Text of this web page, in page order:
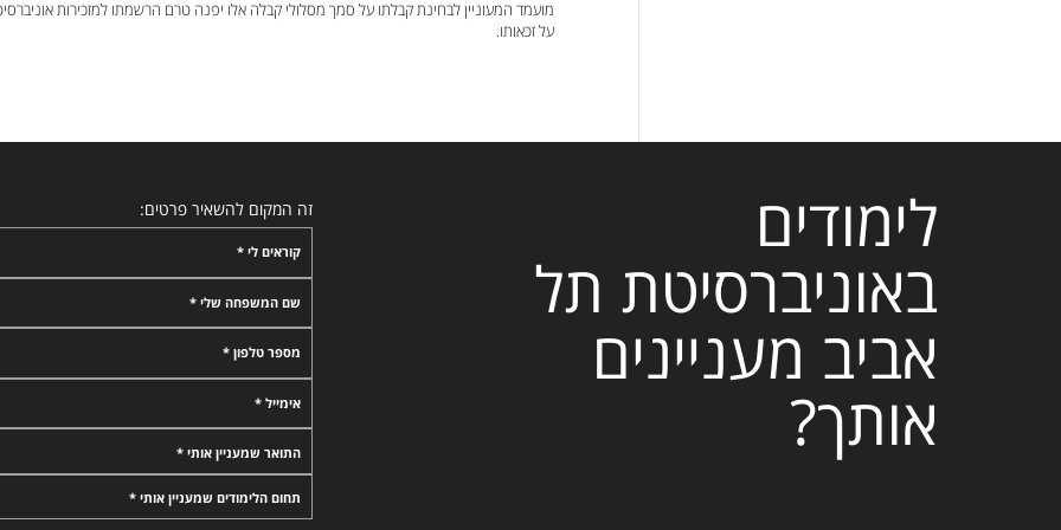
מועמד המעוניין לבחינת קבלתו על סמך מסלולי קבלה אלו יפנה טרם הרשמתו למזכירות
על זכאותו.
לימודים
באוניברסיטת תל
אביב מעניינים
אותך?
זה המקום להשאיר פרטים:
קוראים לי *
שם המשפחה שלי *
מספר טלפון *
אימייל *
התואר שמעניין אותי *
תחום הלימודים שמעניין אותי *